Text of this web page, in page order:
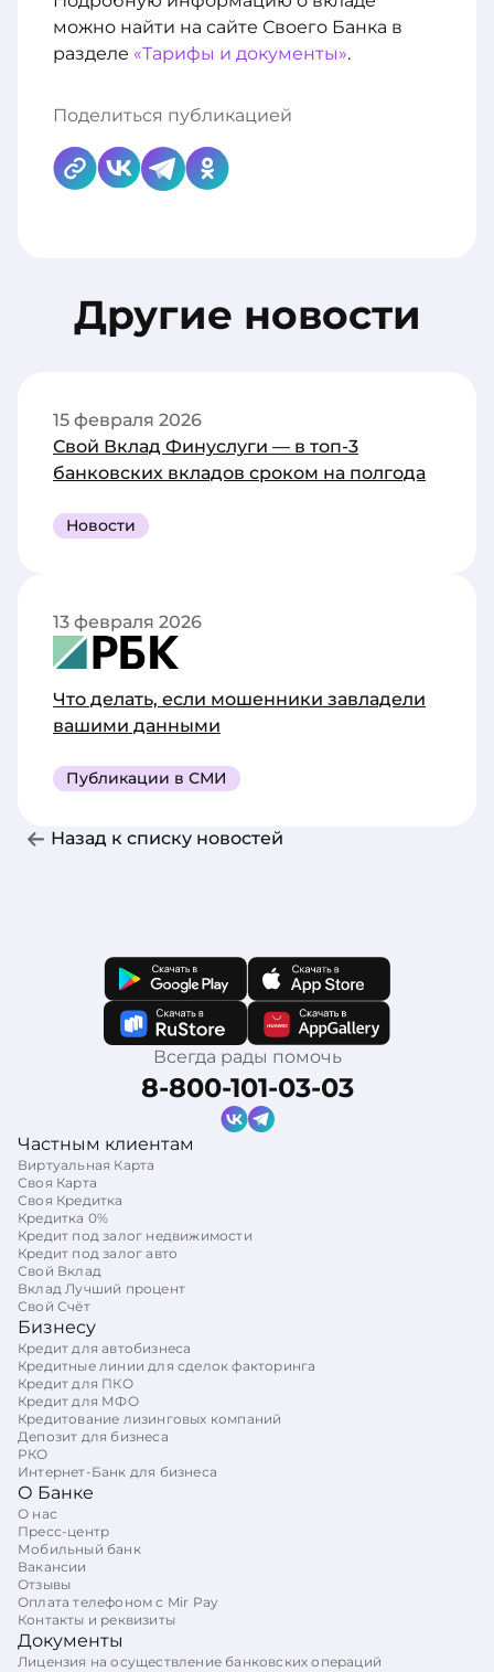
можно найти на сайте Своего Банка в
разделе «Тарифы и документы».
Поделиться публикацией
Другие новости
Свой Вклад Финуслуги — в топ-3
банковских вкладов сроком на полгода
15 февраля 2026
Новости
Что делать, если мошенники завладели
вашими данными
13 февраля 2026
Публикации в СМИ
Назад к списку новостей
Частным клиентам
Виртуальная Карта
Своя Карта
Своя Кредитка
Кредитка 0%
Кредит под залог недвижимости
Кредит под залог авто
Свой Вклад
Вклад Лучший процент
Свой Счёт
Бизнесу
Кредит для автобизнеса
Кредитные линии для сделок факторинга
Кредит для ПКО
Кредит для МФО
Кредитование лизинговых компаний
Депозит для бизнеса
РКО
Интернет-Банк для бизнеса
О Банке
О нас
Пресс-центр
Мобильный банк
Вакансии
Отзывы
Оплата телефоном с Mir Pay
Контакты и реквизиты
Документы
Лицензия на осуществление банковских операций
Всегда рады помочь
8-800-101-03-03